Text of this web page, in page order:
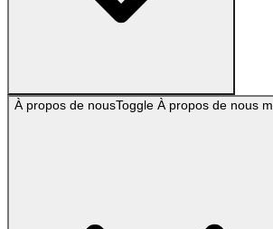
À propos de nousToggle À propos de nous